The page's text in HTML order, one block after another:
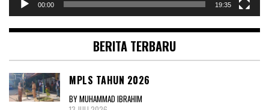
00:00 19:35
BERITA TERBARU
MPLS TAHUN 2026
BY MUHAMMAD IBRAHIM